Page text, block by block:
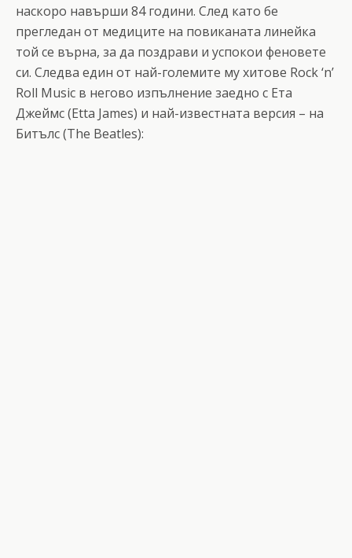
наскоро навърши 84 години. След като бе
прегледан от медиците на повиканата линейка
той се върна, за да поздрави и успокои феновете
си. Следва един от най-големите му хитове Rock ‘n’
Roll Music в негово изпълнение заедно с Ета
Джеймс (Etta James) и най-известната версия – на
Битълс (The Beatles):